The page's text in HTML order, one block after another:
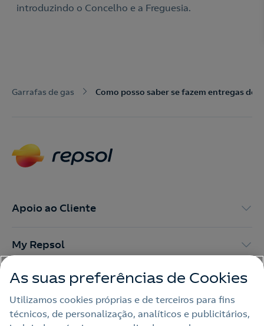
Contacte-nos para novas contratações
introduzindo o Concelho e a Freguesia.
Garrafas de gas Como posso saber se fazem entregas de
Apoio ao Cliente
My Repsol
Outras Energias
Links Úteis
As suas preferências de Cookies
Utilizamos cookies próprias e de terceiros para fins
técnicos, de personalização, analíticos e publicitários,